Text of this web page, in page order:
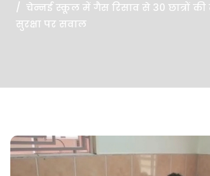
चेन्नई स्कूल में गैस रिसाव से 30 छात्रों की
सुरक्षा पर सवाल